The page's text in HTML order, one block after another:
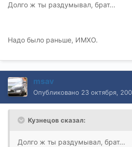
Долго ж ты раздумывал, брат...
Надо было раньше, ИМХО.
msav
Опубликовано 23 октября,
Кузнецов сказал:
Долго ж ты раздумывал, брат...